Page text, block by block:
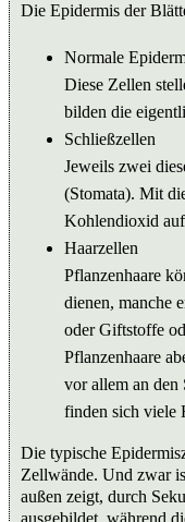
Die Epidermis der
Normale
Diese Zellen
bilden die
Schließzellen
Jeweils zwei
(Stomata). Mit
Kohlendioxid
Haarzellen
Pflanzenhaare
dienen, manche
oder Giftstoffe
Pflanzenhaare
vor allem an den
finden sich viele
Die typische
Zellwände. Und zwar
außen zeigt, durch